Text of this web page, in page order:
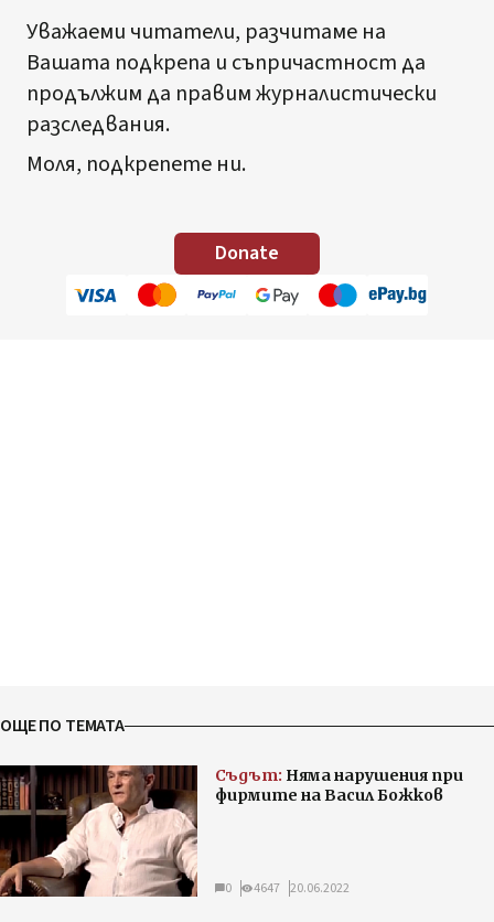
Уважаеми читатели, разчитаме на
Вашата подкрепа и съпричастност да
продължим да правим журналистически
разследвания.
Моля, подкрепете ни.
Donate
ОЩЕ ПО ТЕМАТА
Съдът: Няма нарушения при
фирмите на Васил Божков
0 4647 20.06.2022